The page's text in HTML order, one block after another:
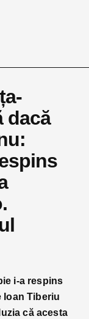
dacă
i-a respins
Ioan Tiberiu
că acesta